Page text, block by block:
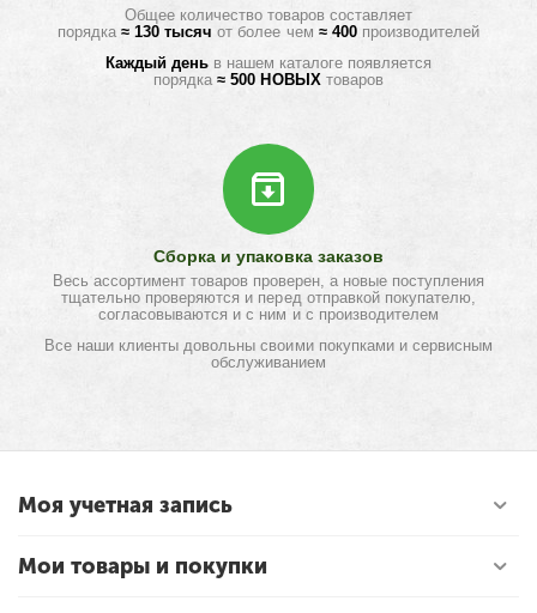
Общее количество товаров составляет
порядка≈ 130 тысяч от более чем ≈ 400 производителей
Каждый деньв нашем каталоге появляется
порядка≈ 500 НОВЫХ товаров
Сборка и упаковка заказов
Весь ассортимент товаров проверен, а новые поступления
тщательно проверяются и перед отправкой покупателю,
согласовываются и с ним и с производителем
Все наши клиенты довольны своими покупками и сервисным
обслуживанием
Моя учетная запись
Мои товары и покупки